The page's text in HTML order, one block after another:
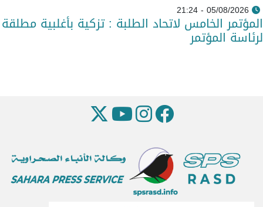
05/08/2026 - 21:24
المؤتمر الخامس لاتحاد الطلبة : تزكية بأغلبية مطلقة
لرئاسة المؤتمر